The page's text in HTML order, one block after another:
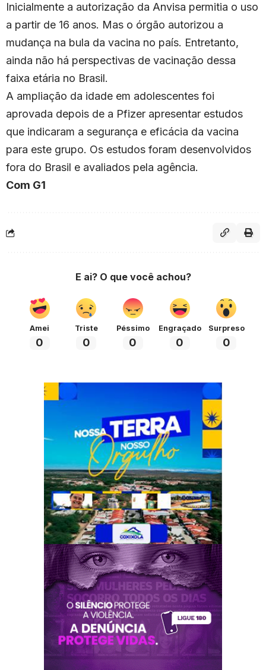
Inicialmente a autorização da Anvisa permitia o uso
a partir de 16 anos. Mas o órgão autorizou a
mudança na bula da vacina no país. Entretanto,
ainda não há perspectivas de vacinação dessa
faixa etária no Brasil.
A ampliação da idade em adolescentes foi
aprovada depois de a Pfizer apresentar estudos
que indicaram a segurança e eficácia da vacina
para este grupo. Os estudos foram desenvolvidos
fora do Brasil e avaliados pela agência.
Com G1
E ai? O que você achou?
Amei
0
Triste
0
Péssimo
0
Engraçado
0
Surpreso
0